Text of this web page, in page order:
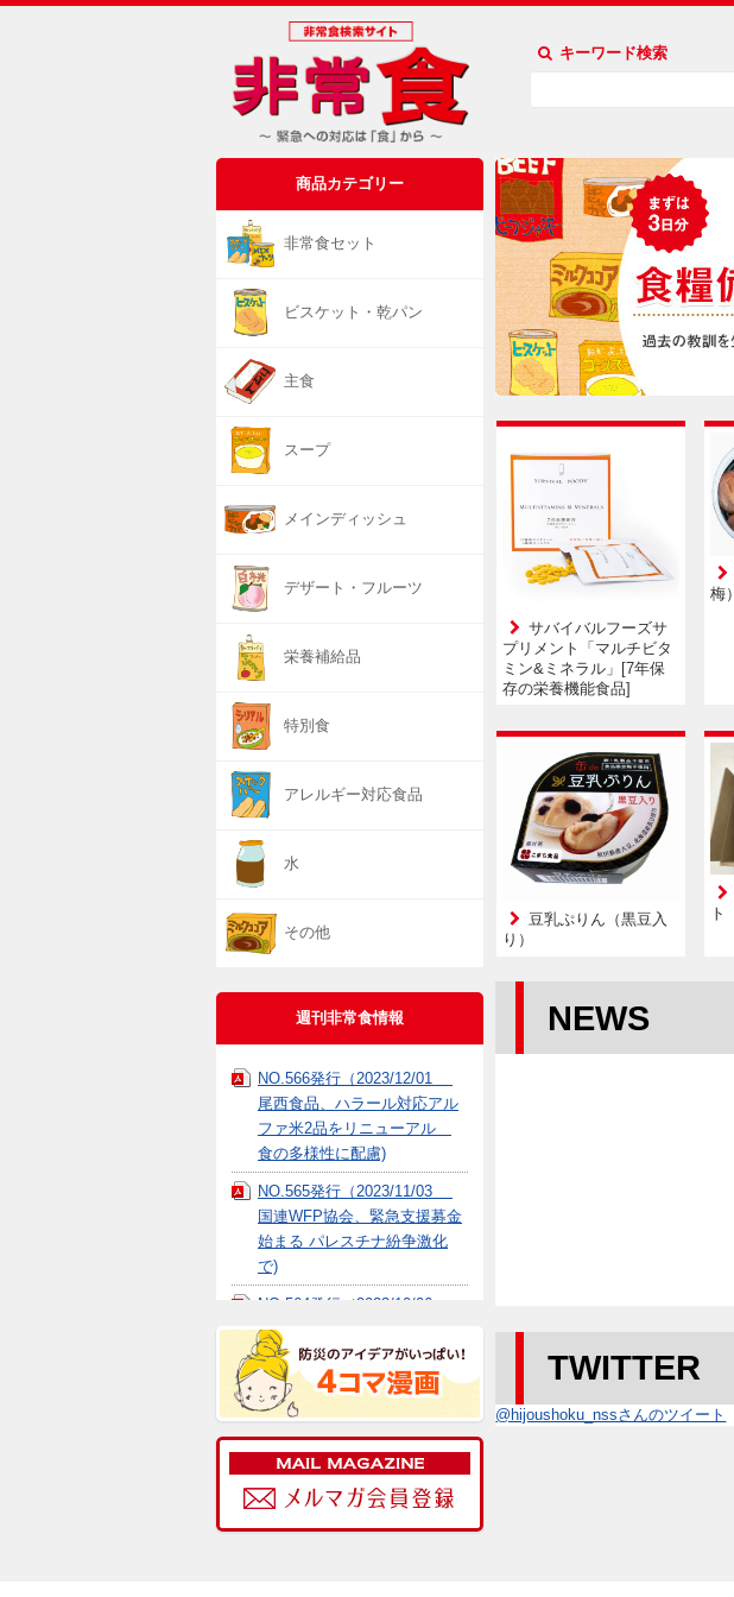
キーワード検索
商品カテゴリー
非常食セット
ビスケット・乾パン
主食
スープ
メインディッシュ
デザート・フルーツ
栄養補給品
特別食
アレルギー対応食品
水
その他
週刊非常食情報
NO.566発行（2023/12/01
尾西食品、ハラール対応アル
ファ米2品をリニューアル
食の多様性に配慮)
NO.565発行（2023/11/03
国連WFP協会、緊急支援募金
始まる パレスチナ紛争激化
で)
NO.564発行（2023/10/06
サタケ、「マジックライス」
に「おかゆ」 シリーズ 非
常時でも手軽に)
NO.563発行（2023/9/29 キ
ユーピー、「介護にまつわる
意識調査」 実施 配慮食備
蓄低く課題提起)
NO.562発行（2023/9/22 味
サバイバルフーズサ
プリメント「マルチビタ
ミン&ミネラル」[7年保
存の栄養機能食品]
梅）
豆乳ぷりん（黒豆入
り）
ト
NEWS
TWITTER
@hijoushoku_nssさんのツイート